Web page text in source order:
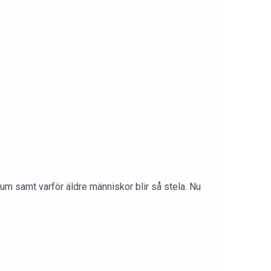
samt varför äldre människor blir så stela. Nu